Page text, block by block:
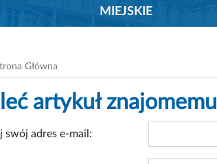
MIEJSKIE
Główna
artykuł znajomemu
swój adres e-mail: